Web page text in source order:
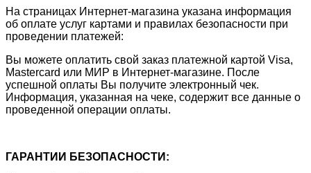
На страницах Интернет-магазина указана информация
об оплате услуг картами и правилах безопасности при
проведении платежей:
Вы можете оплатить свой заказ платежной картой Visa,
Mastercard или МИР в Интернет-магазине. После
успешной оплаты Вы получите электронный чек.
Информация, указанная на чеке, содержит все данные о
проведенной операции оплаты.
ГАРАНТИИ БЕЗОПАСНОСТИ: